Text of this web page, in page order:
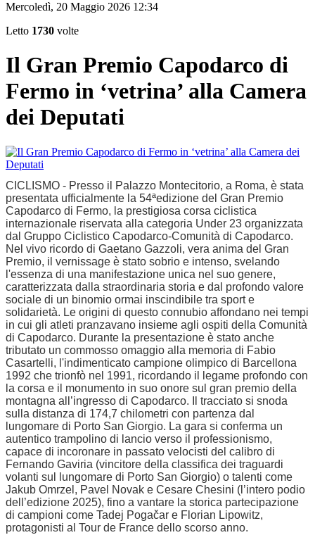
Mercoledì, 20 Maggio 2026 12:34
Letto 1730 volte
Il Gran Premio Capodarco di
Fermo in ‘vetrina’ alla Camera
dei Deputati
CICLISMO - Presso il Palazzo Montecitorio, a Roma, è stata
presentata ufficialmente la 54ªedizione del Gran Premio
Capodarco di Fermo, la prestigiosa corsa ciclistica
internazionale riservata alla categoria Under 23 organizzata
dal Gruppo Ciclistico Capodarco-Comunità di Capodarco.
Nel vivo ricordo di Gaetano Gazzoli, vera anima del Gran
Premio, il vernissage è stato sobrio e intenso, svelando
l'essenza di una manifestazione unica nel suo genere,
caratterizzata dalla straordinaria storia e dal profondo valore
sociale di un binomio ormai inscindibile tra sport e
solidarietà. Le origini di questo connubio affondano nei tempi
in cui gli atleti pranzavano insieme agli ospiti della Comunità
di Capodarco. Durante la presentazione è stato anche
tributato un commosso omaggio alla memoria di Fabio
Casartelli, l'indimenticato campione olimpico di Barcellona
1992 che trionfò nel 1991, ricordando il legame profondo con
la corsa e il monumento in suo onore sul gran premio della
montagna all’ingresso di Capodarco. Il tracciato si snoda
sulla distanza di 174,7 chilometri con partenza dal
lungomare di Porto San Giorgio. La gara si conferma un
autentico trampolino di lancio verso il professionismo,
capace di incoronare in passato velocisti del calibro di
Fernando Gaviria (vincitore della classifica dei traguardi
volanti sul lungomare di Porto San Giorgio) o talenti come
Jakub Omrzel, Pavel Novak e Cesare Chesini (l’intero podio
dell’edizione 2025), fino a vantare la storica partecipazione
di campioni come Tadej Pogačar e Florian Lipowitz,
protagonisti al Tour de France dello scorso anno.